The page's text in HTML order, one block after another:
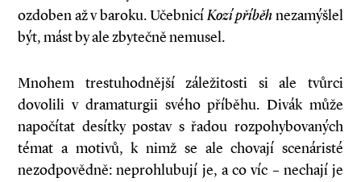
ozdoben až v baroku. UčebnicíKozí příběhnezamýšlel
být, mást by ale zbytečně nemusel.
Mnohem trestuhodnější záležitosti si ale tvůrci
dovolili v dramaturgii svého příběhu. Divák může
napočítat desítky postav s řadou rozpohybovaných
témat a motivů, k nimž se ale chovají scenáristé
nezodpovědně: neprohlubují je, a co víc – nechají je